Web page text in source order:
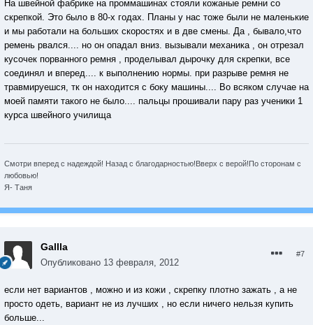
На швейной фабрике на проммашинах стояли кожаные ремни со
скрепкой. Это было в 80-х годах. Планы у нас тоже были не маленькие
и мы работали на больших скоростях и в две смены. Да , бывало,что
ремень рвался.... но он опадал вниз. вызывали механика , он отрезал
кусочек порванного ремня , проделывал дырочку для скрепки, все
соединял и вперед.... к выполнению нормы. при разрыве ремня не
травмируешся, тк он находится с боку машины.... Во всяком случае на
моей памяти такого не было.... пальцы прошивали пару раз ученики 1
курса швейного училища
Смотри вперед с надеждой! Назад с благодарностью!Вверх с верой!По сторонам с
любовью!
Я- Таня
Gallla
Опубликовано 13 февраля, 2012
#7
если нет вариантов , можно и из кожи , скрепку плотно зажать , а не
просто одеть, вариант не из лучших , но если ничего нельзя купить
больше...